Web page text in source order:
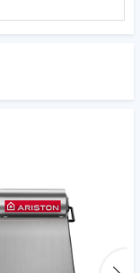
độ bền cao, hiệu
gian làm nóng